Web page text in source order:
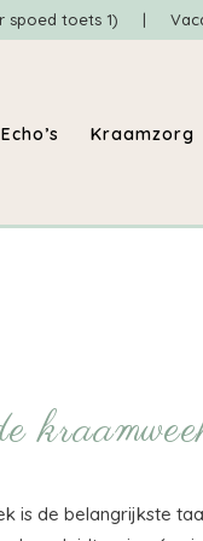
spoed toets 1) |
Echo’s Kraamzorg
is de belangrijkste